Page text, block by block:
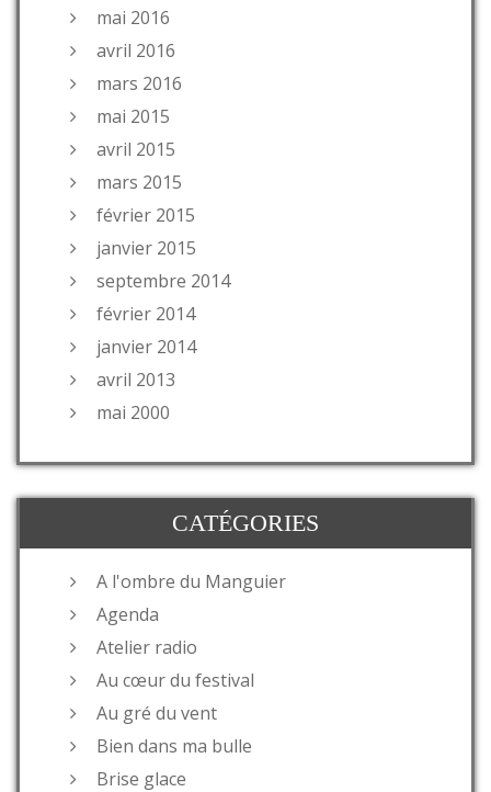
mai 2016
avril 2016
mars 2016
mai 2015
avril 2015
mars 2015
février 2015
janvier 2015
septembre 2014
février 2014
janvier 2014
avril 2013
mai 2000
CATÉGORIES
A l'ombre du Manguier
Agenda
Atelier radio
Au cœur du festival
Au gré du vent
Bien dans ma bulle
Brise glace